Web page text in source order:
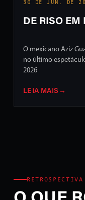
30 DE JUN. DE
DE RISO EM
O mexicano Aziz
no último
2026
LEIA MAIS →
RETROSPECTIVA